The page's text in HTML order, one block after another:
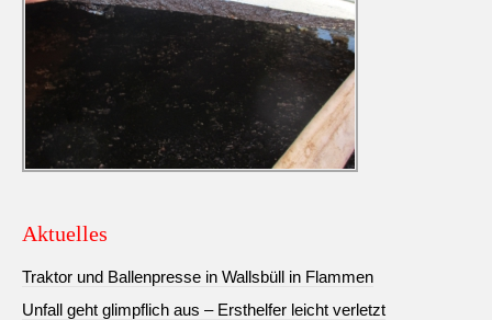
Aktuelles
Traktor und Ballenpresse in Wallsbüll in Flammen
Unfall geht glimpflich aus – Ersthelfer leicht verletzt